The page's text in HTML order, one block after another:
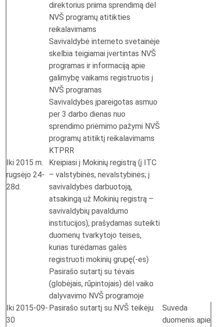
direktorius priima sprendimą dėl
NVŠ programų atitikties
reikalavimams
Savivaldybė interneto svetainėje
skelbia teigiamai įvertintas NVŠ
programas ir informaciją apie
galimybę vaikams registruotis į
NVŠ programas
Savivaldybės įpareigotas asmuo
per 3 darbo dienas nuo
sprendimo priėmimo pažymi NVŠ
programų atitiktį reikalavimams
KTPRR
Iki 2015 m.
rugsėjo 24-
28d.
Kreipiasi į Mokinių registrą (į ITC
– valstybinės, nevalstybinės; į
savivaldybės darbuotoją,
atsakingą už Mokinių registrą –
savivaldybių pavaldumo
institucijos), prašydamas suteikti
duomenų tvarkytojo teises,
kurias turėdamas galės
registruoti mokinių grupę(-es)
Pasirašo sutartį su tėvais
(globėjais, rūpintojais) dėl vaiko
dalyvavimo NVŠ programoje
Iki 2015-09-
30
Pasirašo sutartį su NVŠ teikėju
Suveda
duomenis apie